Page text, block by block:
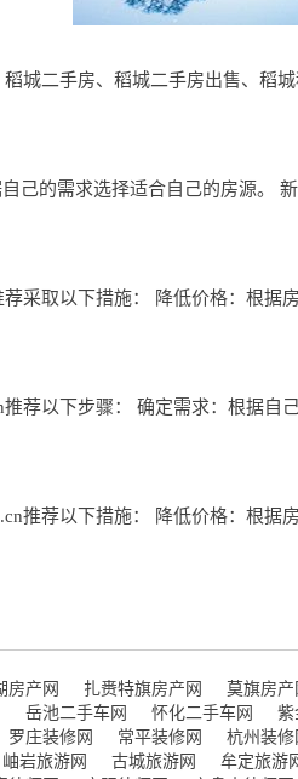
城二手房、稻城二手房出售、稻
己的需求选择适合自己的房源。
采取以下措施： 降低价格：根据
荐以下步骤： 确定需求：根据
推荐以下措施： 降低价格：根
房产网 扎赉特旗房产网 莫旗房产
岳池二手车网 怀化二手车网 紫
罗庄装修网 常平装修网 杭州装修
岫岩旅游网 古城旅游网 牟定旅游